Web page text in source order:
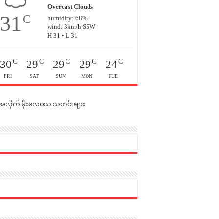
31 C
Overcast Clouds
humidity: 68%
wind: 3km/h SSW
H 31 • L 31
30 C
FRI
29 C
SAT
29 C
SUN
29 C
MON
24C
TUE
လိုက် မိုးလေဝသ သတင်းများ